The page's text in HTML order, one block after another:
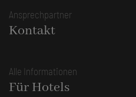
Ansprechpartner
Kontakt
Alle Informationen
Für Hotels